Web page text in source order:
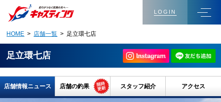
LOGIN
HOME > 店舗一覧 > 足立環七店
足立環七店
店舗情報ニュース 店舗の釣果 スタッフ紹介 アクセス